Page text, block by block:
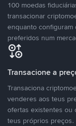
100 moedas
transacionar
enquanto
preferidos num
Transacione a
Transaciona
venderes aos teus
ofertas existentes ou
teus próprios preços.